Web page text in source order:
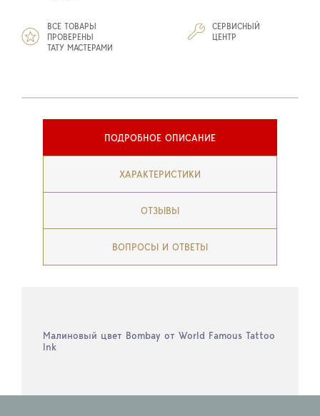
ВСЕ ТОВАРЫ
ПРОВЕРЕНЫ
ТАТУ МАСТЕРАМИ
СЕРВИСНЫЙ
ЦЕНТР
ПОДРОБНОЕ ОПИСАНИЕ
ХАРАКТЕРИСТИКИ
ОТЗЫВЫ
ВОПРОСЫ И ОТВЕТЫ
Малиновый цвет Bombay от World Famous Tattoo
Ink